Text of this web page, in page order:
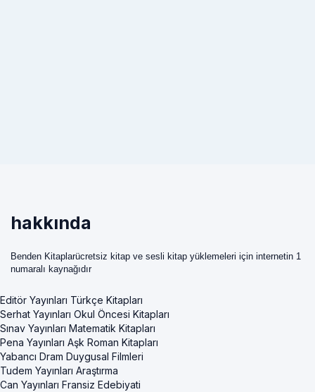
hakkında
Benden Kitaplarücretsiz kitap ve sesli kitap yüklemeleri için internetin 1
numaralı kaynağıdır
Editör Yayınları Türkçe Kitapları
Serhat Yayınları Okul Öncesi Kitapları
Sınav Yayınları Matematik Kitapları
Pena Yayınları Aşk Roman Kitapları
Yabancı Dram Duygusal Filmleri
Tudem Yayınları Araştırma
Can Yayınları Fransiz Edebiyati